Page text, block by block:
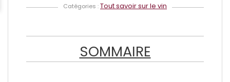
Catégories :Tout savoir sur le vin
SOMMAIRE